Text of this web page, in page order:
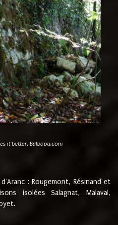
it better. Balbooa.com
: Rougemont, Résinand et
isolées Salagnat, Malaval,